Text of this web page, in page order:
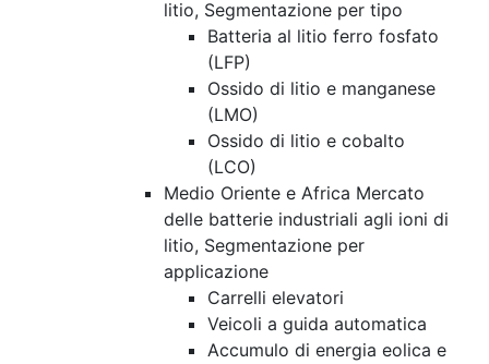
litio, Segmentazione per tipo
Batteria al litio ferro fosfato
(LFP)
Ossido di litio e manganese
(LMO)
Ossido di litio e cobalto
(LCO)
Medio Oriente e Africa Mercato
delle batterie industriali agli ioni di
litio, Segmentazione per
applicazione
Carrelli elevatori
Veicoli a guida automatica
Accumulo di energia eolica e